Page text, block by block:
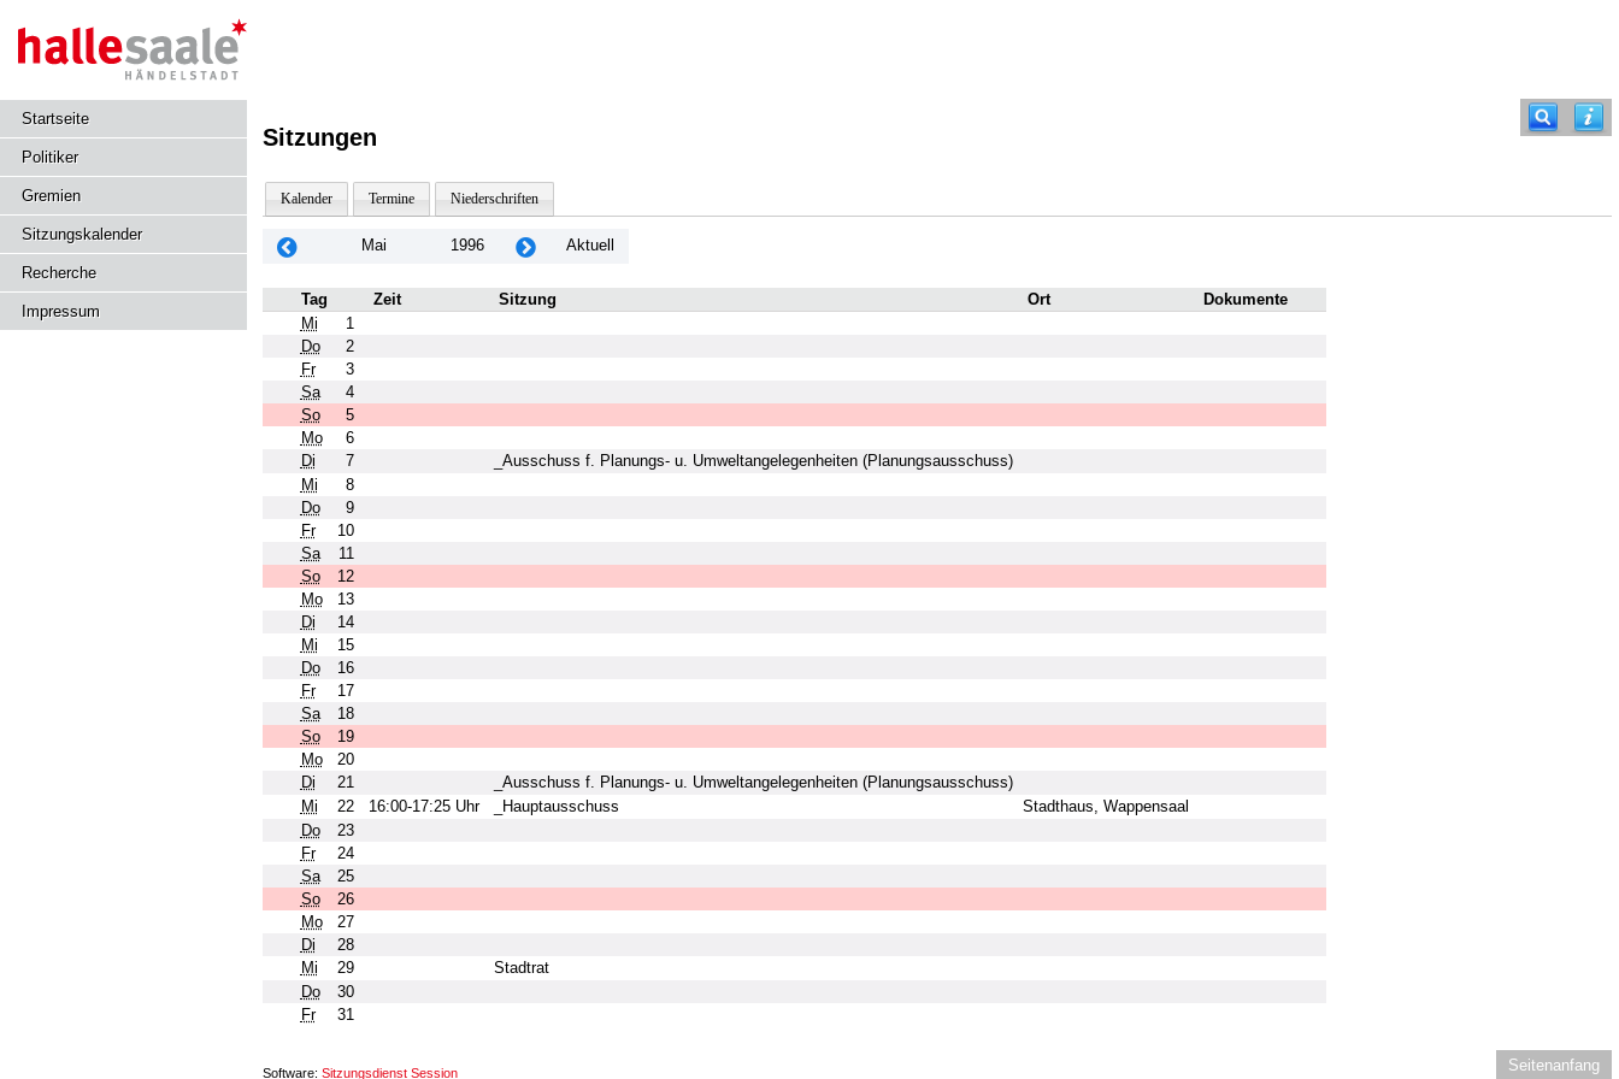
Startseite
Politiker
Gremien
Sitzungskalender
Recherche
Impressum
Sitzungen
Kalender Termine Niederschriften
Mai 1996 Aktuell
Tag Zeit Sitzung Ort
Dokumente
Mi
1
Do
2
Fr
3
Sa
4
So
5
Mo
6
Di
7
_Ausschuss f. Planungs- u. Umweltangelegenheiten (Planungsausschuss)
Mi
8
Do
9
Fr
10
Sa
11
So
12
Mo
13
Di
14
Mi
15
Do
16
Fr
17
Sa
18
So
19
Mo
20
Di
21
_Ausschuss f. Planungs- u. Umweltangelegenheiten (Planungsausschuss)
Mi
22 16:00-17:25 Uhr _Hauptausschuss
Stadthaus, Wappensaal
Do
23
Fr
24
Sa
25
So
26
Mo
27
Di
28
Mi
29
Stadtrat
Do
30
Fr
31
Seitenanfang
Software: Sitzungsdienst Session